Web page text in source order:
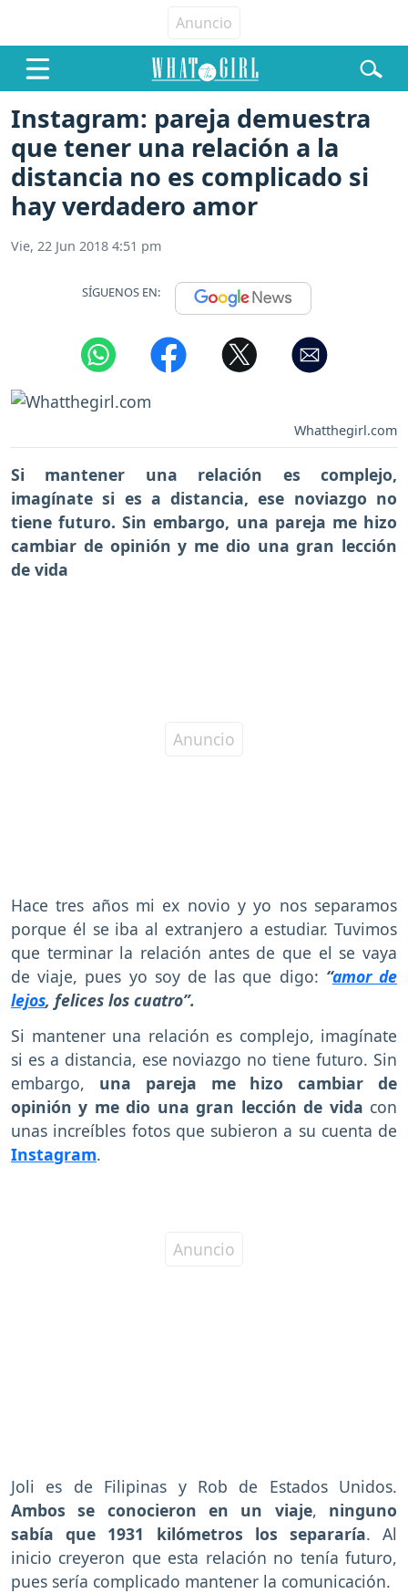
Instagram: pareja demuestra
que tener una relación a la
distancia no es complicado si
hay verdadero amor
Vie, 22 Jun 2018 4:51 pm
SÍGUENOS EN:
Whatthegirl.com
Si mantener una relación es complejo,
imagínate si es a distancia, ese noviazgo no
tiene futuro. Sin embargo, una pareja me hizo
cambiar de opinión y me dio una gran lección
de vida
Hace tres años mi ex novio y yo nos separamos
porque él se iba al extranjero a estudiar. Tuvimos
que terminar la relación antes de que el se vaya
de viaje, pues yo soy de las que digo: “amor de
lejos, felices los cuatro”.
Si mantener una relación es complejo, imagínate
si es a distancia, ese noviazgo no tiene futuro. Sin
embargo, una pareja me hizo cambiar de
opinión y me dio una gran lección de vida con
unas increíbles fotos que subieron a su cuenta de
Instagram.
Joli es de Filipinas y Rob de Estados Unidos.
Ambos se conocieron en un viaje, ninguno
sabía que 1931 kilómetros los separaría. Al
inicio creyeron que esta relación no tenía futuro,
pues sería complicado mantener la comunicación.